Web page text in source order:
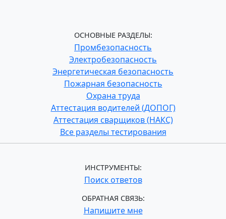
ОСНОВНЫЕ РАЗДЕЛЫ:
Промбезопасность
Электробезопасность
Энергетическая безопасность
Пожарная безопасность
Охрана труда
Аттестация водителей (ДОПОГ)
Аттестация сварщиков (НАКС)
Все разделы тестирования
ИНСТРУМЕНТЫ:
Поиск ответов
ОБРАТНАЯ СВЯЗЬ:
Напишите мне